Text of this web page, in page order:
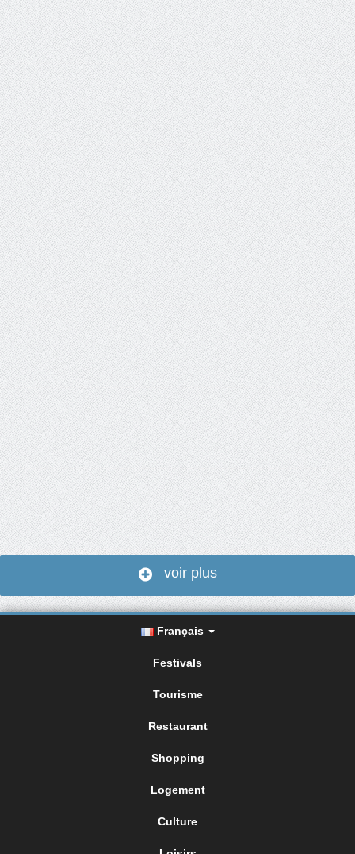
voir plus
Français
Festivals
Tourisme
Restaurant
Shopping
Logement
Culture